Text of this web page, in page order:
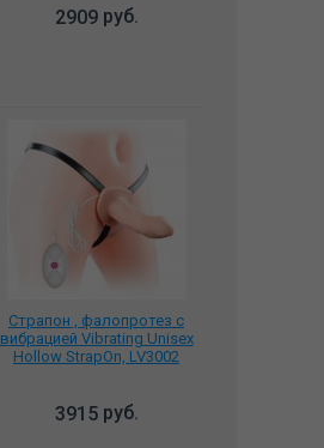
2909руб.
Страпон , фалопротез с
вибрацией Vibrating Unisex
Hollow StrapOn, LV3002
3915руб.